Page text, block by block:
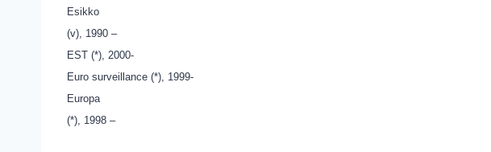
Esikko
(v), 1990 –
EST (*), 2000-
Euro surveillance (*), 1999-
Europa
(*), 1998 –